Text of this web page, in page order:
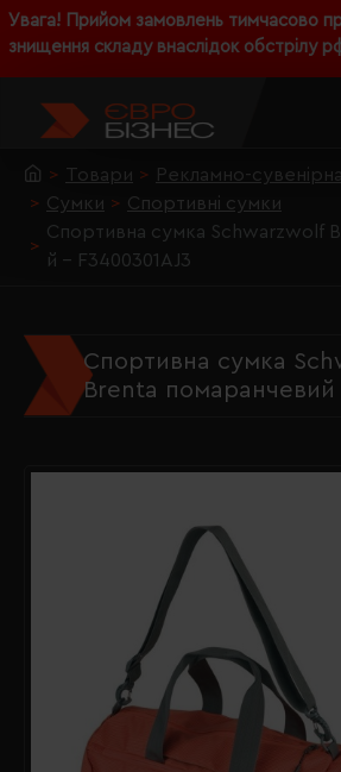
Увага! Прийом замовлень тимчасово
знищення складу внаслідок обстрілу
Товари
Рекламно-
Сумки
Спортивні сумки
Спортивна сумка Schwarzwolf
й - F3400301AJ3
Спортивна сумка
Brenta помаранчевий